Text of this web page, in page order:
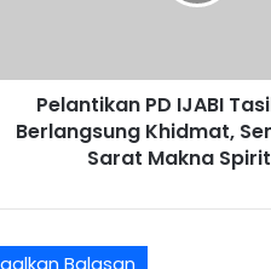
Pelantikan PD IJABI
Berlangsung Khidmat,
Sarat Makna
Balasan